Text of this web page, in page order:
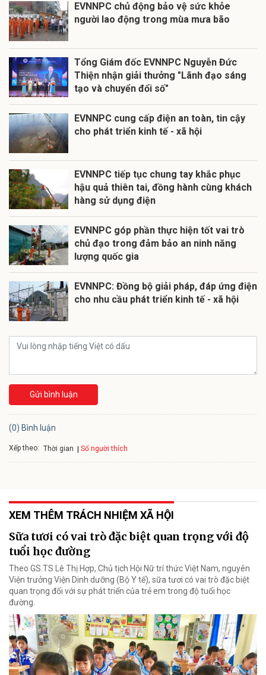
EVNNPC chủ động bảo vệ sức khỏe
người lao động trong mùa mưa bão
Tổng Giám đốc EVNNPC Nguyễn Đức
Thiện nhận giải thưởng "Lãnh đạo sáng
tạo và chuyển đổi số"
EVNNPC cung cấp điện an toàn, tin cậy
cho phát triển kinh tế - xã hội
EVNNPC tiếp tục chung tay khắc phục
hậu quả thiên tai, đồng hành cùng khách
hàng sử dụng điện
EVNNPC góp phần thực hiện tốt vai trò
chủ đạo trong đảm bảo an ninh năng
lượng quốc gia
EVNNPC: Đồng bộ giải pháp, đáp ứng điện
cho nhu cầu phát triển kinh tế - xã hội
Gửi bình luận
(0) Bình luận
Xếp theo: Thời gian Số người thích
XEM THÊM TRÁCH NHIỆM XÃ HỘI
Sữa tươi có vai trò đặc biệt quan trọng với độ
tuổi học đường
Theo GS.TS Lê Thị Hợp, Chủ tịch Hội Nữ trí thức Việt Nam, nguyên
Viện trưởng Viện Dinh dưỡng (Bộ Y tế), sữa tươi có vai trò đặc biệt
quan trọng đối với sự phát triển của trẻ em trong độ tuổi học
đường.